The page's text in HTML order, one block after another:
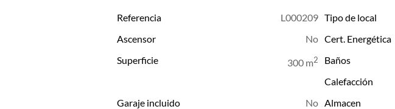
Referencia L000209 Tipo de local
Ascensor
Cert. Energética
Superficie
300 m2 Baños
Calefacción
Garaje incluido
Almacen